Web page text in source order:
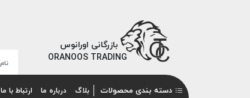
بازرگانی اورانوس
ORANOOS TRADING
دسته بندی محصولات بلاگ درباره ما ارتباط با ما